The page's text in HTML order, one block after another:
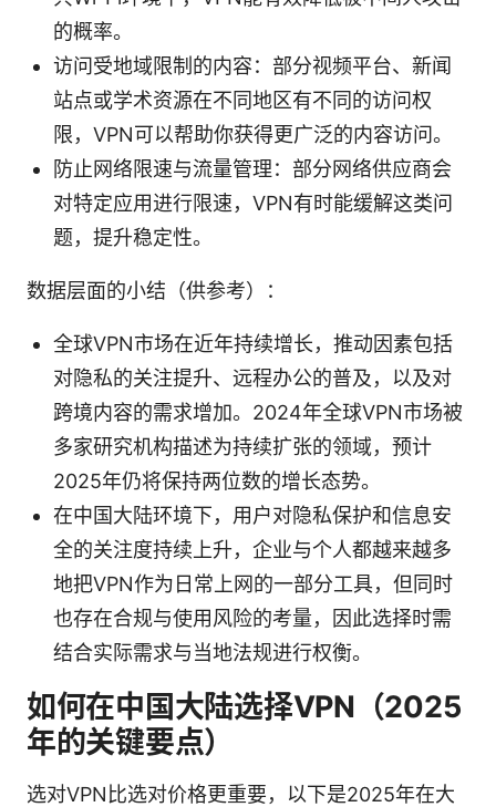
的概率。
访问受地域限制的内容：部分视频平台、新闻
站点或学术资源在不同地区有不同的访问权
限，VPN可以帮助你获得更广泛的内容访问。
防止网络限速与流量管理：部分网络供应商会
对特定应用进行限速，VPN有时能缓解这类问
题，提升稳定性。
数据层面的小结（供参考）：
全球VPN市场在近年持续增长，推动因素包括
对隐私的关注提升、远程办公的普及，以及对
跨境内容的需求增加。2024年全球VPN市场被
多家研究机构描述为持续扩张的领域，预计
2025年仍将保持两位数的增长态势。
在中国大陆环境下，用户对隐私保护和信息安
全的关注度持续上升，企业与个人都越来越多
地把VPN作为日常上网的一部分工具，但同时
也存在合规与使用风险的考量，因此选择时需
结合实际需求与当地法规进行权衡。
如何在中国大陆选择VPN（2025
年的关键要点）
选对VPN比选对价格更重要，以下是2025年在大